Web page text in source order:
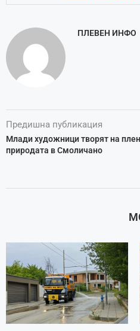
ПЛЕВЕН ИНФО
Предишна публикация
Млади художници творят на
природата в Смоличано